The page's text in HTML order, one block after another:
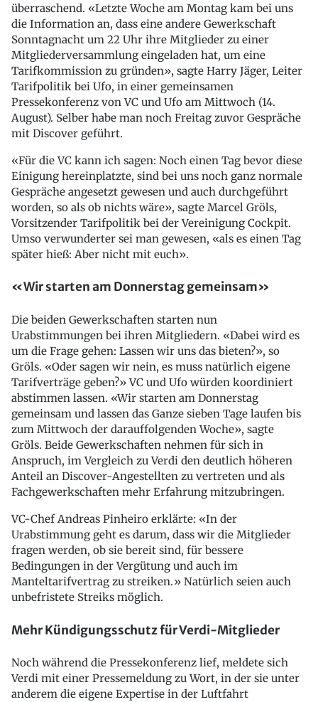
überraschend. «Letzte Woche am Montag kam bei uns
die Information an, dass eine andere Gewerkschaft
Sonntagnacht um 22 Uhr ihre Mitglieder zu einer
Mitgliederversammlung eingeladen hat, um eine
Tarifkommission zu gründen», sagte Harry Jäger, Leiter
Tarifpolitik bei Ufo, in einer gemeinsamen
Pressekonferenz von VC und Ufo am Mittwoch (14.
August). Selber habe man noch Freitag zuvor Gespräche
mit Discover geführt.
«Für die VC kann ich sagen: Noch einen Tag bevor diese
Einigung hereinplatzte, sind bei uns noch ganz normale
Gespräche angesetzt gewesen und auch durchgeführt
worden, so als ob nichts wäre», sagte Marcel Gröls,
Vorsitzender Tarifpolitik bei der Vereinigung Cockpit.
Umso verwunderter sei man gewesen, «als es einen Tag
später hieß: Aber nicht mit euch».
«Wir starten am Donnerstag gemeinsam»
Die beiden Gewerkschaften starten nun
Urabstimmungen bei ihren Mitgliedern. «Dabei wird es
um die Frage gehen: Lassen wir uns das bieten?», so
Gröls. «Oder sagen wir nein, es muss natürlich eigene
Tarifverträge geben?» VC und Ufo würden koordiniert
abstimmen lassen. «Wir starten am Donnerstag
gemeinsam und lassen das Ganze sieben Tage laufen bis
zum Mittwoch der darauffolgenden Woche», sagte
Gröls. Beide Gewerkschaften nehmen für sich in
Anspruch, im Vergleich zu Verdi den deutlich höheren
Anteil an Discover-Angestellten zu vertreten und als
Fachgewerkschaften mehr Erfahrung mitzubringen.
VC-Chef Andreas Pinheiro erklärte: «In der
Urabstimmung geht es darum, dass wir die Mitglieder
fragen werden, ob sie bereit sind, für bessere
Bedingungen in der Vergütung und auch im
Manteltarifvertrag zu streiken.» Natürlich seien auch
unbefristete Streiks möglich.
Mehr Kündigungsschutz für Verdi-Mitglieder
Noch während die Pressekonferenz lief, meldete sich
Verdi mit einer Pressemeldung zu Wort, in der sie unter
anderem die eigene Expertise in der Luftfahrt